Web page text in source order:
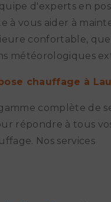
d'experts en
à vous aider à
confortable,
météorologiques
chauffage à
complète de
répondre à tous
Nos services